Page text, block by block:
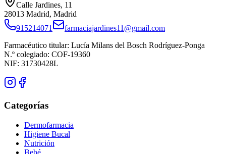
Calle Jardines, 11
28013 Madrid, Madrid
915214071
farmaciajardines11@gmail.com
Farmacéutico titular: Lucía Milans del Bosch Rodríguez-Ponga
N.º colegiado: COF-19360
NIF: 31730428L
Categorías
Dermofarmacia
Higiene Bucal
Nutrición
Bebé